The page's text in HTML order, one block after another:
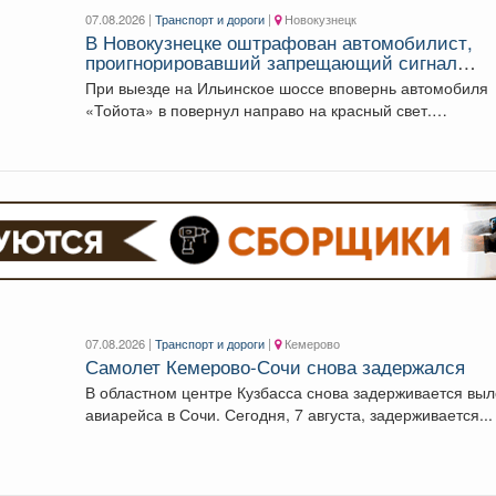
07.08.2026 |Транспорт и дороги | Новокузнецк
В Новокузнецке оштрафован автомобилист,
проигнорировавший запрещающий сигнал
светофора
При выезде на Ильинское шоссе вповернь автомобиля
«Тойота» в повернул направо на красный свет.
07.08.2026 |Транспорт и дороги | Кемерово
Самолет Кемерово-Сочи снова задержался
В областном центре Кузбасса снова задерживается
авиарейса в Сочи. Сегодня, 7 августа, задерживается...